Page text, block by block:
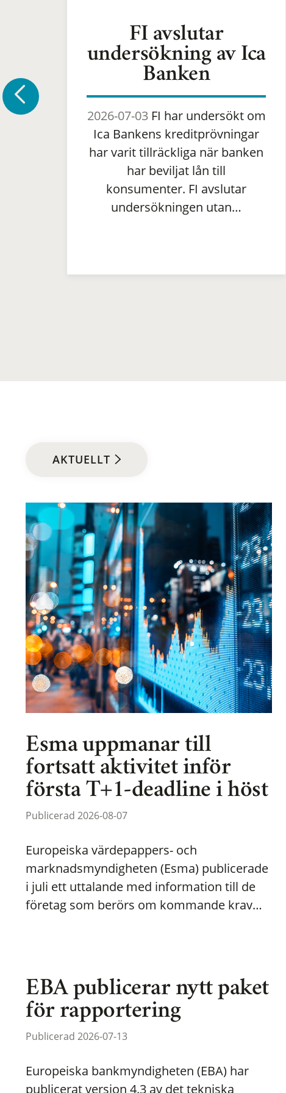
FI avslutar
undersökning av Ica
Banken
2026-07-03FI har undersökt om
Ica Bankens kreditprövningar
har varit tillräckliga när banken
har beviljat lån till
konsumenter. FI avslutar
undersökningen utan…
AKTUELLT
Esma uppmanar till
fortsatt aktivitet inför
första T+1-deadline i höst
Publicerad 2026-08-07
Europeiska värdepappers- och
marknadsmyndigheten (Esma) publicerade
i juli ett uttalande med information till de
företag som berörs om kommande krav…
EBA publicerar nytt paket
för rapportering
Publicerad 2026-07-13
Europeiska bankmyndigheten (EBA) har
publicerat version 4.3 av det tekniska